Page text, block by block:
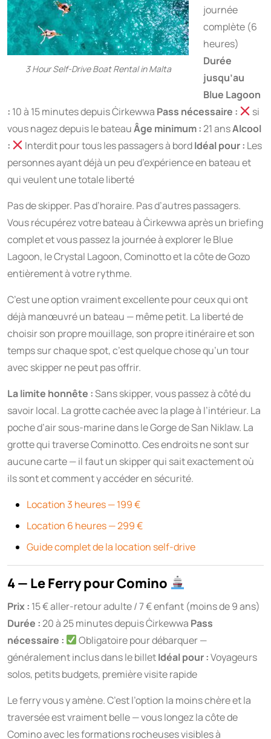
3 Hour Self-Drive Boat Rental in Malta
journée
complète (6
heures)
Durée
jusqu’au
Blue Lagoon
: 10 à 15 minutes depuis Ċirkewwa Pass nécessaire :
si
vous nagez depuis le bateauÂge minimum :21 ansAlcool
:
Interdit pour tous les passagers à bordIdéal pour : Les
personnes ayant déjà un peu d’expérience en bateau et
qui veulent une totale liberté
Pas de skipper. Pas d’horaire. Pas d’autres passagers.
Vous récupérez votre bateau à Ċirkewwa après un briefing
complet et vous passez la journée à explorer le Blue
Lagoon, le Crystal Lagoon, Cominotto et la côte de Gozo
entièrement à votre rythme.
C’est une option vraiment excellente pour ceux qui ont
déjà manœuvré un bateau — même petit. La liberté de
choisir son propre mouillage, son propre itinéraire et son
temps sur chaque spot, c’est quelque chose qu’un tour
avec skipper ne peut pas offrir.
La limite honnête :Sans skipper, vous passez à côté du
savoir local. La grotte cachée avec la plage à l’intérieur. La
poche d’air sous-marine dans le Gorge de San Niklaw. La
grotte qui traverse Cominotto. Ces endroits ne sont sur
aucune carte — il faut un skipper qui sait exactement où
ils sont et comment y accéder en sécurité.
Location 3 heures — 199 €
Location 6 heures — 299 €
Guide complet de la location self-drive
4 — Le Ferry pour Comino
Prix : 15 € aller-retour adulte / 7 € enfant (moins de 9 ans)
Durée :20 à 25 minutes depuis Ċirkewwa Pass
nécessaire :
Obligatoire pour débarquer —
généralement inclus dans le billetIdéal pour :Voyageurs
solos, petits budgets, première visite rapide
Le ferry vous y amène. C’est l’option la moins chère et la
traversée est vraiment belle — vous longez la côte de
Comino avec les formations rocheuses visibles à